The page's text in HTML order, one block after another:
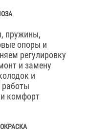
пружины,
опоры и
регулировку
и замену
и
работы
комфорт